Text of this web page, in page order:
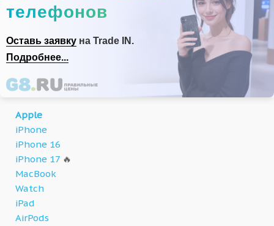
телефонов
Оставь заявку на Trade IN.
Подробнее...
Apple
iPhone
iPhone 16
iPhone 17 🔥
MacBook
Watch
iPad
AirPods